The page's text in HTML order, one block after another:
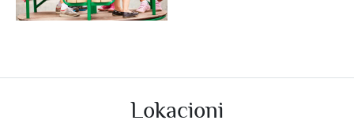
Lokacioni